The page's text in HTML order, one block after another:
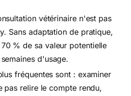
vétérinaire n'est pas
Sans adaptation de pratique,
% de sa valeur potentielle
d'usage.
fréquentes sont : examiner
pas relire le compte rendu,